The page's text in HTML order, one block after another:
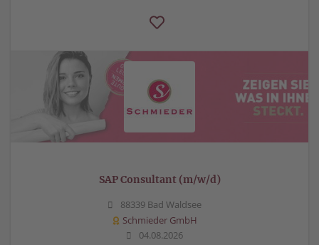
SAP Consultant (m/w/d)
88339 Bad Waldsee
Schmieder GmbH
04.08.2026